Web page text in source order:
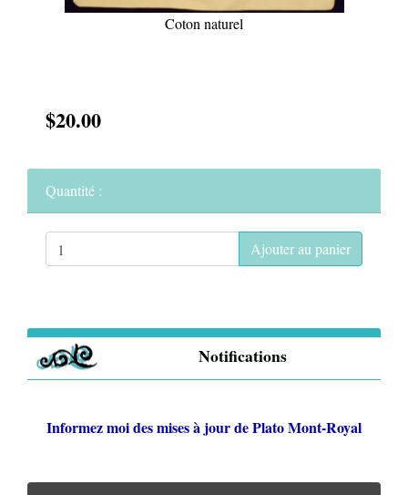
Coton naturel
$20.00
Quantité :
Ajouter au panier
Notifications
Informez moi des mises à jour dePlato Mont-Royal